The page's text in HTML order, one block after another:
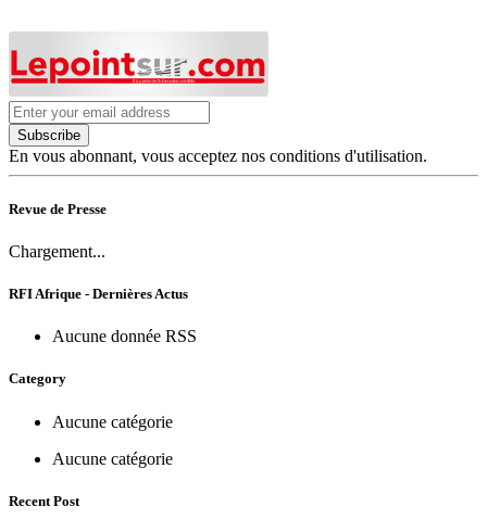
Subscribe
En vous abonnant, vous acceptez nos conditions d'utilisation.
Revue de Presse
Chargement...
RFI Afrique - Dernières Actus
Aucune donnée RSS
Category
Aucune catégorie
Aucune catégorie
Recent Post